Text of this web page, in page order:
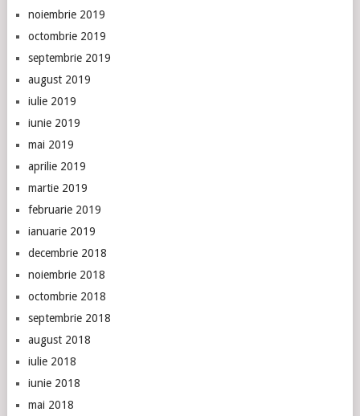
noiembrie 2019
octombrie 2019
septembrie 2019
august 2019
iulie 2019
iunie 2019
mai 2019
aprilie 2019
martie 2019
februarie 2019
ianuarie 2019
decembrie 2018
noiembrie 2018
octombrie 2018
septembrie 2018
august 2018
iulie 2018
iunie 2018
mai 2018